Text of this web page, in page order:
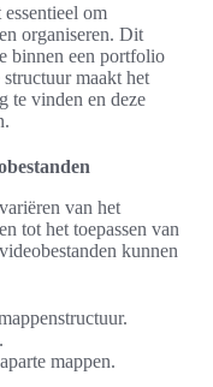
om
organiseren. Dit
binnen een portfolio
maakt het
te vinden en deze
van het
tot het toepassen van
kunnen
mappen.